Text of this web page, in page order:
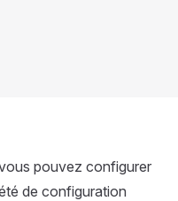
pouvez configurer
de configuration